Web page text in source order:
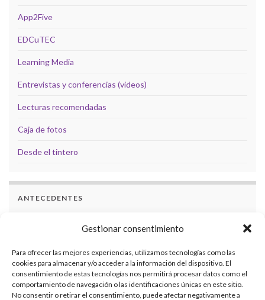
Gestionar consentimiento
Para ofrecer las mejores experiencias, utilizamos tecnologías como las
cookies para almacenar y/o acceder a la información del dispositivo. El
consentimiento de estas tecnologías nos permitirá procesar datos como el
comportamiento de navegación o las identificaciones únicas en este sitio.
No consentir o retirar el consentimiento, puede afectar negativamente a
App2Five
EDCuTEC
Learning Media
Entrevistas y conferencias (videos)
Lecturas recomendadas
Caja de fotos
Desde el tintero
ANTECEDENTES
Investigaciones
Eventos académicos